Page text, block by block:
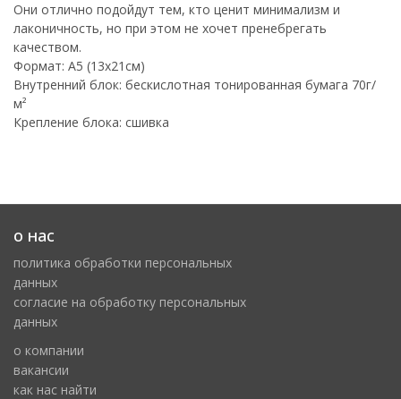
Они отлично подойдут тем, кто ценит минимализм и
лаконичность, но при этом не хочет пренебрегать
качеством.
Формат: A5 (13х21см)
Внутренний блок: бескислотная тонированная бумага 70г/
м²
Крепление блока: сшивка
о нас
политика обработки персональных
данных
cогласие на обработку персональных
данных
о компании
вакансии
как нас найти